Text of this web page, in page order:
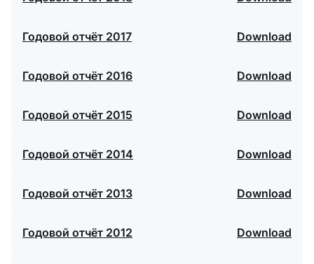
Годовой отчёт 2017 Download
Годовой отчёт 2016 Download
Годовой отчёт 2015 Download
Годовой отчёт 2014 Download
Годовой отчёт 2013 Download
Годовой отчёт 2012 Download